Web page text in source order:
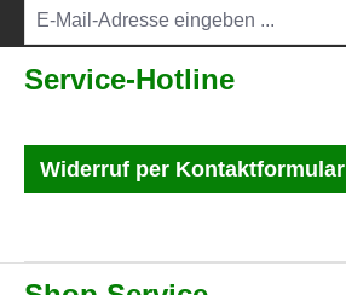
Service-Hotline
Widerruf per Kontaktformular